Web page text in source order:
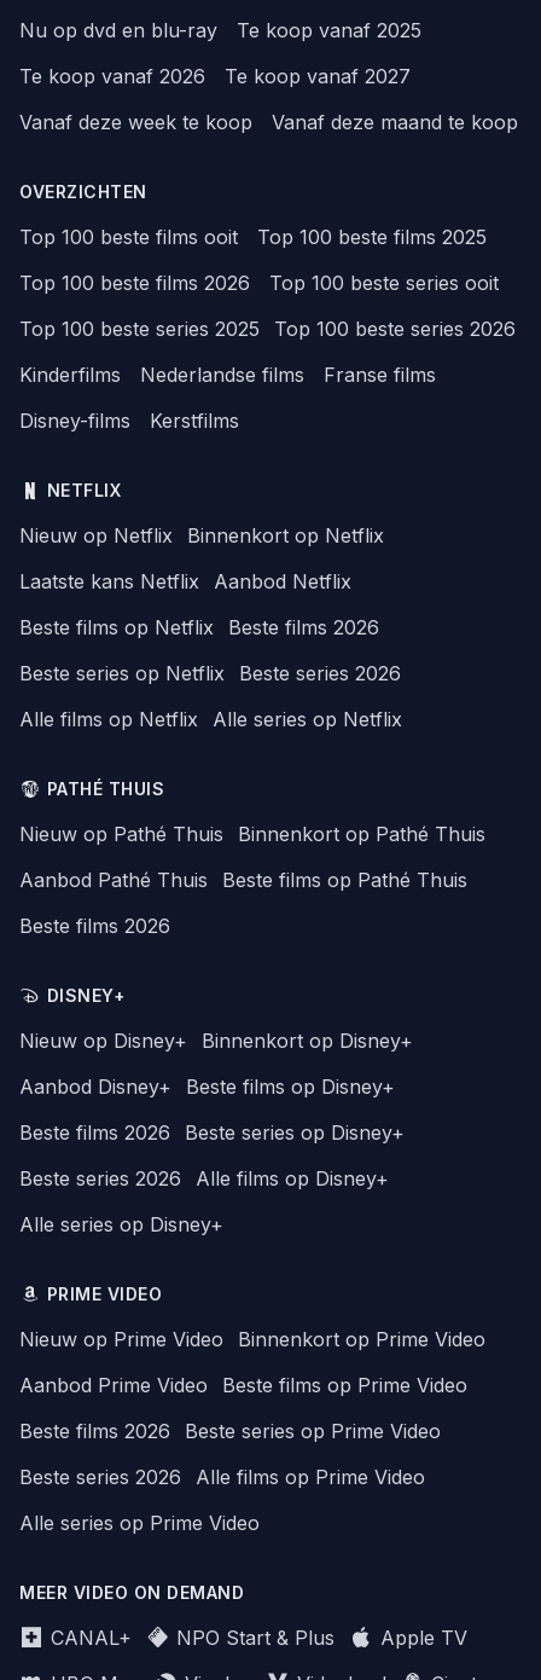
Nu op dvd en blu-ray
Te koop vanaf 2025
Te koop vanaf 2026
Te koop vanaf 2027
Vanaf deze week te koop
Vanaf deze maand te koop
OVERZICHTEN
Top 100 beste films ooit
Top 100 beste films 2025
Top 100 beste films 2026
Top 100 beste series ooit
Top 100 beste series 2025
Top 100 beste series 2026
Kinderfilms
Nederlandse films
Franse films
Disney-films
Kerstfilms
NETFLIX
Nieuw op Netflix
Binnenkort op Netflix
Laatste kans Netflix
Aanbod Netflix
Beste films op Netflix
Beste films 2026
Beste series op Netflix
Beste series 2026
Alle films op Netflix
Alle series op Netflix
PATHÉ THUIS
Nieuw op Pathé Thuis
Binnenkort op Pathé Thuis
Aanbod Pathé Thuis
Beste films op Pathé Thuis
Beste films 2026
DISNEY+
Nieuw op Disney+
Binnenkort op Disney+
Aanbod Disney+
Beste films op Disney+
Beste films 2026
Beste series op Disney+
Beste series 2026
Alle films op Disney+
Alle series op Disney+
PRIME VIDEO
Nieuw op Prime Video
Binnenkort op Prime Video
Aanbod Prime Video
Beste films op Prime Video
Beste films 2026
Beste series op Prime Video
Beste series 2026
Alle films op Prime Video
Alle series op Prime Video
MEER VIDEO ON DEMAND
CANAL+ NPO Start & Plus
Apple TV